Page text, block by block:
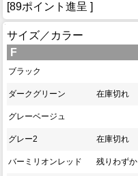
[89ポイント進呈 ]
サイズ／カラー
F
ブラック
ダークグリーン 在庫切れ
グレーベージュ
グレー2 在庫切れ
バーミリオンレッド 残りわずか